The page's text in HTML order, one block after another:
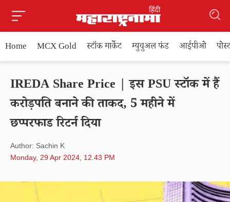
Home MCX Gold स्टॉक मार्केट म्युचुअल फंड आईपीओ
IREDA Share Price | इस PSU स्टॉक में हैं
करोड़पति बनाने की ताकद, 5 महीने में
छप्परफाड रिटर्न दिया
Author: Sachin K
Monday, 29 Apr 2024, 12.43 PM